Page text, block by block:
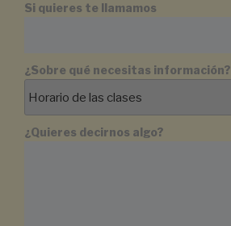
Si quieres te llamamos
¿Sobre qué necesitas información?
¿Quieres decirnos algo?